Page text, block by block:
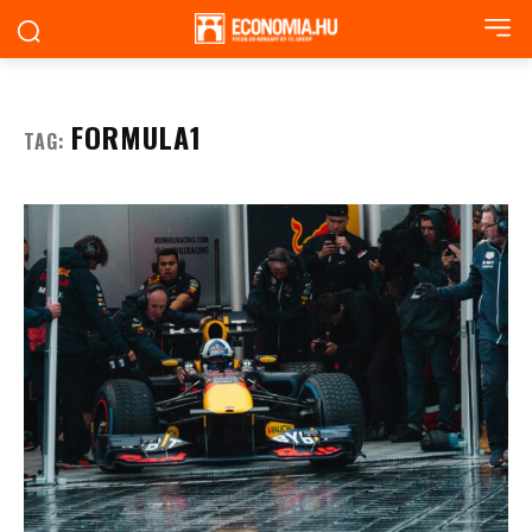
TAG: FORMULA1